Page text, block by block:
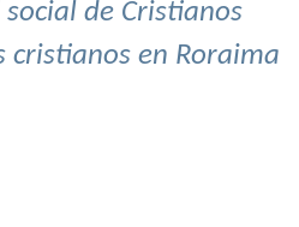
social de Cristianos
cristianos en Roraima